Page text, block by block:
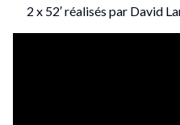
2 x 52′ réalisés par David